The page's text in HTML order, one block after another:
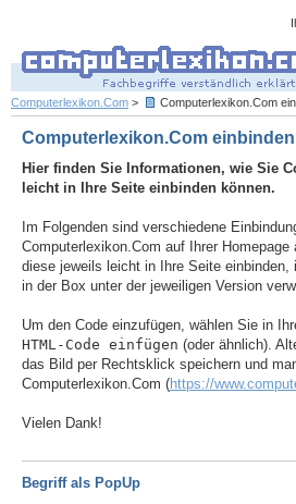
Computerlexikon.Com > Computerlexikon.Com
Computerlexikon.Com einbinden
Hier finden Sie Informationen, wie Sie
leicht in Ihre Seite einbinden können.
Im Folgenden sind verschiedene
Computerlexikon.Com auf Ihrer
diese jeweils leicht in Ihre Seite einbinden,
in der Box unter der jeweiligen Version
Um den Code einzufügen, wählen Sie in
HTML-Code einfügen (oder ähnlich).
das Bild per Rechtsklick speichern und
Computerlexikon.Com (https://
Vielen Dank!
Begriff als PopUp